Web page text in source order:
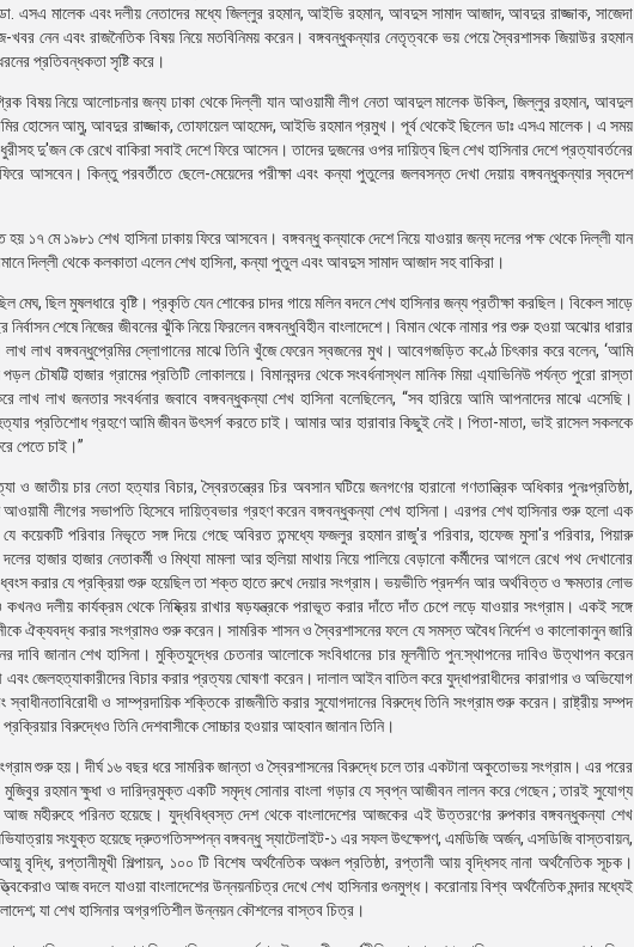
এসএ মালেক এবং দলীয় নেতাদের মধ্যে জিল্লুর রহমান, আইভি রহমান, আবদুস সামাদ আজাদ, আবদুর রাজ্জাক, সাজেদা
খবর নেন এবং রাজনৈতিক বিষয় নিয়ে মতবিনিময় করেন। বঙ্গবন্ধুকন্যার নেতৃত্বকে ভয় পেয়ে স্বৈরশাসক জিয়াউর রহমান
প্রতিবন্ধকতা সৃষ্টি করে।
বিষয় নিয়ে আলোচনার জন্য ঢাকা থেকে দিল্লী যান আওয়ামী লীগ নেতা আবদুল মালেক উকিল, জিল্লুর রহমান, আবদুল
হোসেন আমু, আবদুর রাজ্জাক, তোফায়েল আহমেদ, আইভি রহমান প্রমুখ। পূর্ব থেকেই ছিলেন ডাঃ এসএ মালেক। এ সময়
দু'জন কে রেখে বাকিরা সবাই দেশে ফিরে আসেন। তাদের দুজনের ওপর দায়িত্ব ছিল শেখ হাসিনার দেশে প্রত্যাবর্তনের
আসবেন। কিন্তু পরবর্তীতে ছেলে-মেয়েদের পরীক্ষা এবং কন্যা পুতুলের জলবসন্ত দেখা দেয়ায় বঙ্গবন্ধুকন্যার স্বদেশ
১৭ মে ১৯৮১ শেখ হাসিনা ঢাকায় ফিরে আসবেন। বঙ্গবন্ধু কন্যাকে দেশে নিয়ে যাওয়ার জন্য দলের পক্ষ থেকে দিল্লী যান
দিল্লী থেকে কলকাতা এলেন শেখ হাসিনা, কন্যা পুতুল এবং আবদুস সামাদ আজাদ সহ বাকিরা।
ছিল মুষলধারে বৃষ্টি। প্রকৃতি যেন শোকের চাদর গায়ে মলিন বদনে শেখ হাসিনার জন্য প্রতীক্ষা করছিল। বিকেল সাড়ে
নির্বাসন শেষে নিজের জীবনের ঝুঁকি নিয়ে ফিরলেন বঙ্গবন্ধুবিহীন বাংলাদেশে। বিমান থেকে নামার পর শুরু হওয়া অঝোর ধারার
লাখ লাখ বঙ্গবন্ধুপ্রেমির স্লোগানের মাঝে তিনি খুঁজে ফেরেন স্বজনের মুখ। আবেগজড়িত কণ্ঠে চিৎকার করে বলেন, ‘আমি
চৌষট্টি হাজার গ্রামের প্রতিটি লোকালয়ে। বিমানবন্দর থেকে সংবর্ধনাস্থল মানিক মিয়া এ্যাভিনিউ পর্যন্ত পুরো রাস্তা
লাখ জনতার সংবর্ধনার জবাবে বঙ্গবন্ধুকন্যা শেখ হাসিনা বলেছিলেন, “সব হারিয়ে আমি আপনাদের মাঝে এসেছি।
হত্যার প্রতিশোধ গ্রহণে আমি জীবন উৎসর্গ করতে চাই। আমার আর হারাবার কিছুই নেই। পিতা-মাতা, ভাই রাসেল সকলকে
পেতে চাই।”
ও জাতীয় চার নেতা হত্যার বিচার, স্বৈরতন্ত্রের চির অবসান ঘটিয়ে জনগণের হারানো গণতান্ত্রিক অধিকার পুনঃপ্রতিষ্ঠা,
আওয়ামী লীগের সভাপতি হিসেবে দায়িত্বভার গ্রহণ করেন বঙ্গবন্ধুকন্যা শেখ হাসিনা। এরপর শেখ হাসিনার শুরু হলো এক
কয়েকটি পরিবার নিভৃতে সঙ্গ দিয়ে গেছে অবিরত তন্মধ্যে ফজলুর রহমান রাজু'র পরিবার, হাফেজ মুসা'র পরিবার, পিয়ারু
হাজার হাজার নেতাকর্মী ও মিথ্যা মামলা আর হুলিয়া মাথায় নিয়ে পালিয়ে বেড়ানো কর্মীদের আগলে রেখে পথ দেখানোর
করার যে প্রক্রিয়া শুরু হয়েছিল তা শক্ত হাতে রুখে দেয়ার সংগ্রাম। ভয়ভীতি প্রদর্শন আর অর্থবিত্ত ও ক্ষমতার লোভ
কখনও দলীয় কার্যক্রম থেকে নিষ্ক্রিয় রাখার ষড়যন্ত্রকে পরাভূত করার দাঁতে দাঁত চেপে লড়ে যাওয়ার সংগ্রাম। একই সঙ্গে
ঐক্যবদ্ধ করার সংগ্রামও শুরু করেন। সামরিক শাসন ও স্বৈরশাসনের ফলে যে সমস্ত অবৈধ নির্দেশ ও কালোকানুন জারি
দাবি জানান শেখ হাসিনা। মুক্তিযুদ্ধের চেতনার আলোকে সংবিধানের চার মূলনীতি পুন:স্থাপনের দাবিও উত্থাপন করেন
জেলহত্যাকারীদের বিচার করার প্রত্যয় ঘোষণা করেন। দালাল আইন বাতিল করে যুদ্ধাপরাধীদের কারাগার ও অভিযোগ
ও সাম্প্রদায়িক শক্তিকে রাজনীতি করার সুযোগদানের বিরুদ্ধে তিনি সংগ্রাম শুরু করেন। রাষ্ট্রীয় সম্পদ
বিরুদ্ধেও তিনি দেশবাসীকে সোচ্চার হওয়ার আহবান জানান তিনি।
সংগ্রাম শুরু হয়। দীর্ঘ ১৬ বছর ধরে সামরিক জান্তা ও স্বৈরশাসনের বিরুদ্ধে চলে তার একটানা অকুতোভয় সংগ্রাম। এর পরের
মুজিবুর রহমান ক্ষুধা ও দারিদ্রমুক্ত একটি সমৃদ্ধ সোনার বাংলা গড়ার যে স্বপ্ন আজীবন লালন করে গেছেন ; তারই সুযোগ্য
আজ মহীরুহে পরিনত হয়েছে। যুদ্ধবিধ্বস্ত দেশ থেকে বাংলাদেশের আজকের এই উত্তরণের রুপকার বঙ্গবন্ধুকন্যা শেখ
সংযুক্ত হয়েছে দ্রুতগতিসম্পন্ন বঙ্গবন্ধু স্যাটেলাইট-১ এর সফল উৎক্ষেপণ, এমডিজি অর্জন, এসডিজি বাস্তবায়ন,
বৃদ্ধি, রপ্তানীমূখী শিল্পায়ন, ১০০ টি বিশেষ অর্থনৈতিক অঞ্চল প্রতিষ্ঠা, রপ্তানী আয় বৃদ্ধিসহ নানা অর্থনৈতিক সূচক।
আজ বদলে যাওয়া বাংলাদেশের উন্নয়নচিত্র দেখে শেখ হাসিনার গুনমুগ্ধ। করোনায় বিশ্ব অর্থনৈতিক মন্দার মধ্যেই
যা শেখ হাসিনার অগ্রগতিশীল উন্নয়ন কৌশলের বাস্তব চিত্র।